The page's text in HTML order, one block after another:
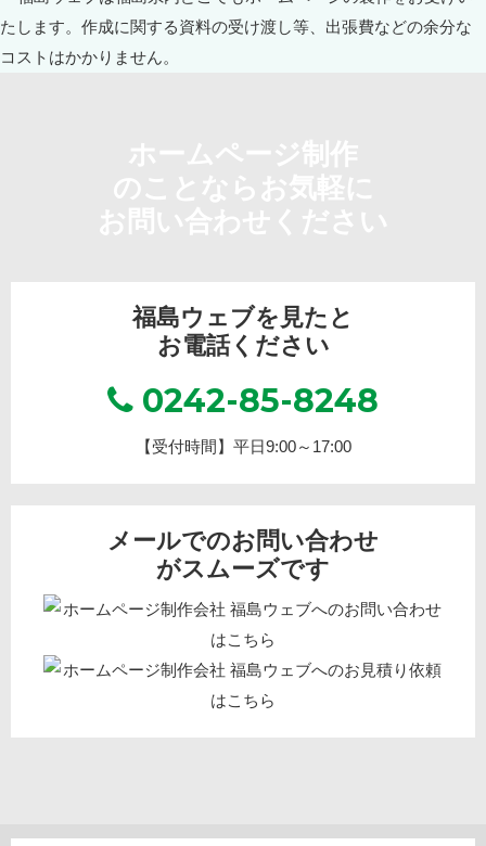
福島ウェブを見たと
お電話ください
0242-85-8248
【受付時間】平日9:00～17:00
メールでのお問い合わせ
がスムーズです